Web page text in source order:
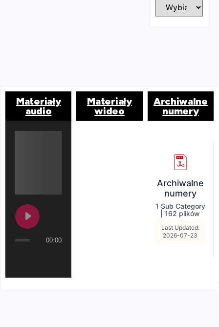
Materiały
audio
00:00
Materiały
wideo
Archiwalne
numery
Archiwalne
numery
1 Sub Category
162 plików
Last Updated:
2026-07-23